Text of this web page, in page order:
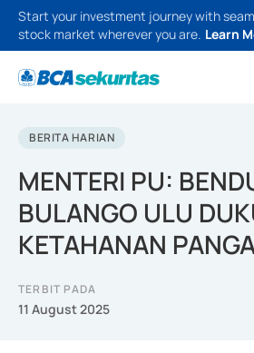
Start your investment journey with
stock market wherever you are. Learn
BERITA HARIAN
MENTERI PU:
BULANGO ULU
KETAHANAN
TERBIT PADA
11 August 2025